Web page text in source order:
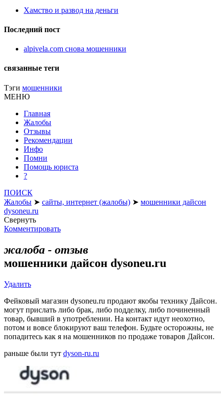
Хамство и развод на деньги
Последний пост
alpivela.com снова мошенники
связанные теги
Тэги мошенники
МЕНЮ
Главная
Жалобы
Отзывы
Рекомендации
Инфо
Помни
Помощь юриста
?
ПОИСК
Жалобы ➤ сайты, интернет (жалобы) ➤ мошенники дайсон
dysoneu.ru
Свернуть
Комментировать
жалоба - отзыв
мошенники дайсон dysoneu.ru
Удалить
Фейковый магазин dysoneu.ru продают якобы технику Дайсон.
могут прислать либо брак, либо подделку, либо починенный
товар, бывший в употреблении. На контакт идут неохотно,
потом и вовсе блокируют ваш телефон. Будьте осторожны, не
попадитесь как я на мошенников по продаже товаров Дайсон.
раньше были тут dyson-ru.ru